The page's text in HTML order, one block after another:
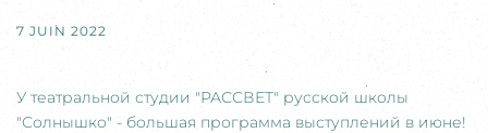
7 JUIN 2022
У театральной студии "РАССВЕТ" русской школы
"Солнышко" - большая программа выступлений в июне!